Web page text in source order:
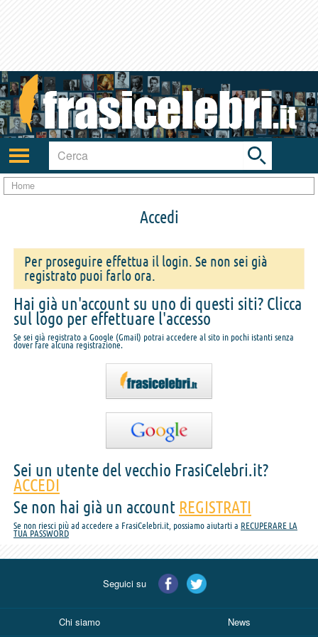
Attiva/disattiva
navigazione
Toggle
search
bar
Home
Accedi
Per proseguire effettua il login. Se non sei già
registrato puoi farlo ora.
Hai già un'account su uno di questi siti? Clicca
sul logo per effettuare l'accesso
Se sei già registrato a Google (Gmail) potrai accedere al sito in pochi istanti senza
dover fare alcuna registrazione.
Sei un utente del vecchio FrasiCelebri.it?
ACCEDI
Se non hai già un account REGISTRATI
Se non riesci più ad accedere a FrasiCelebri.it, possiamo aiutarti a RECUPERARE LA
TUA PASSWORD
Seguici su
Chi siamo News